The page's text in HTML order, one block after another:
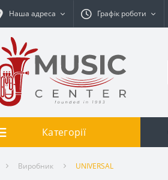
Наша адреса Графік роботи
Категорії
Виробник UNIVERSAL